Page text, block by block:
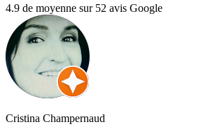
4.9 de moyenne sur 52 avis Google
Cristina Champernaud